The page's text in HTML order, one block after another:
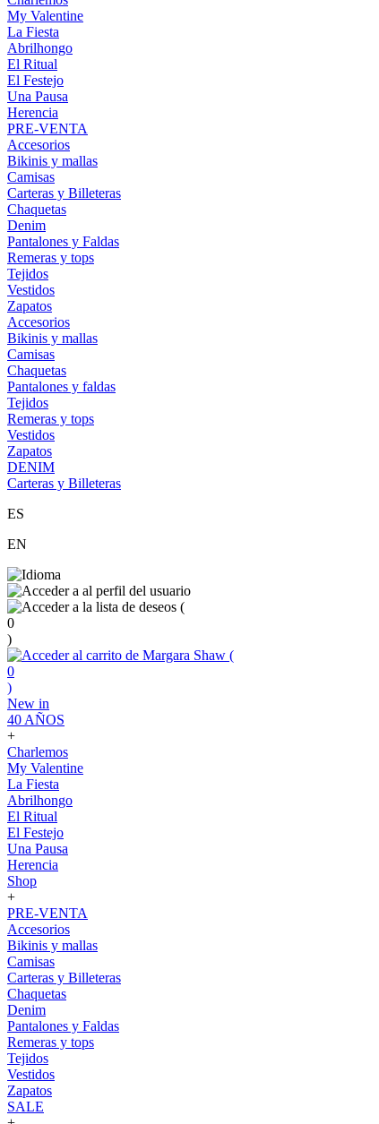
My Valentine
La Fiesta
Abrilhongo
El Ritual
El Festejo
Una Pausa
Herencia
PRE-VENTA
Accesorios
Bikinis y mallas
Camisas
Carteras y Billeteras
Chaquetas
Denim
Pantalones y Faldas
Remeras y tops
Tejidos
Vestidos
Zapatos
Accesorios
Bikinis y mallas
Camisas
Chaquetas
Pantalones y faldas
Tejidos
Remeras y tops
Vestidos
Zapatos
DENIM
Carteras y Billeteras
ES
EN
(
0
)
(
0
)
New in
40 AÑOS
+
Charlemos
My Valentine
La Fiesta
Abrilhongo
El Ritual
El Festejo
Una Pausa
Herencia
Shop
+
PRE-VENTA
Accesorios
Bikinis y mallas
Camisas
Carteras y Billeteras
Chaquetas
Denim
Pantalones y Faldas
Remeras y tops
Tejidos
Vestidos
Zapatos
SALE